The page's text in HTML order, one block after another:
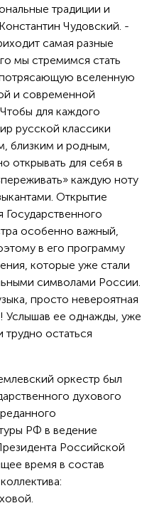
традиции и
Чудовский. -
самая разные
мы стремимся стать
вселенную
и современной
для каждого
русской классики
близким и родным,
открывать для себя в
каждую ноту
Открытие
Государственного
особенно важный,
в его программу
которые уже стали
символами России.
просто невероятная
Услышав ее однажды, уже
остаться
оркестр был
духового
РФ в ведение
Российской
время в состав